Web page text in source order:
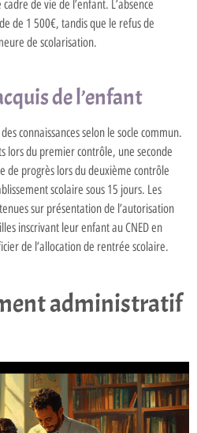
de vie de l’enfant. L’absence
de 1 500€, tandis que le refus de
de scolarisation.
de l’enfant
connaissances selon le socle commun.
lors du premier contrôle, une seconde
de progrès lors du deuxième contrôle
scolaire sous 15 jours. Les
sur présentation de l’autorisation
inscrivant leur enfant au CNED en
de l’allocation de rentrée scolaire.
administratif